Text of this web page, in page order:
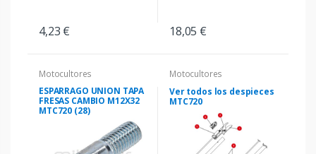
4,23 € 18,05 €
Motocultores
ESPARRAGO UNION TAPA
FRESAS CAMBIO M12X32
MTC720 (28)
Motocultores
Ver todos los despieces
MTC720